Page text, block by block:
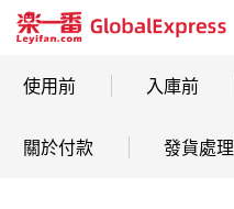
使用前 入庫前
關於付款 發貨處理